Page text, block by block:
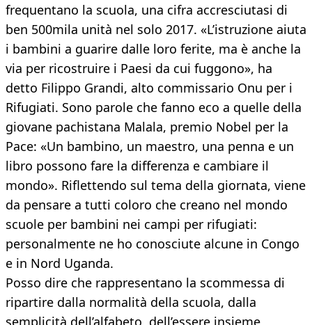
frequentano la scuola, una cifra accresciutasi di
ben 500mila unità nel solo 2017. «L’istruzione aiuta
i bambini a guarire dalle loro ferite, ma è anche la
via per ricostruire i Paesi da cui fuggono», ha
detto Filippo Grandi, alto commissario Onu per i
Rifugiati. Sono parole che fanno eco a quelle della
giovane pachistana Malala, premio Nobel per la
Pace: «Un bambino, un maestro, una penna e un
libro possono fare la differenza e cambiare il
mondo». Riflettendo sul tema della giornata, viene
da pensare a tutti coloro che creano nel mondo
scuole per bambini nei campi per rifugiati:
personalmente ne ho conosciute alcune in Congo
e in Nord Uganda.
Posso dire che rappresentano la scommessa di
ripartire dalla normalità della scuola, dalla
semplicità dell’alfabeto, dell’essere insieme,